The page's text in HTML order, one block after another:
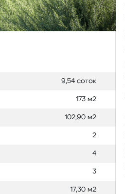
9,54 соток
173 м2
102,90 м2
2
4
3
17,30 м2